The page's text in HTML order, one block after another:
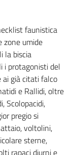
faunistica
zone umide
la biscia
i protagonisti del
ai già citati falco
e Rallidi, oltre
Scolopacidi,
pregio si
voltolini,
sterne,
rapaci diurni e